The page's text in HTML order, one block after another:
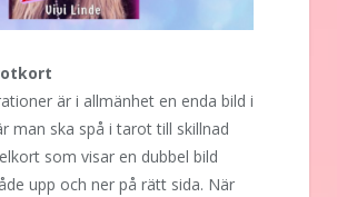
är i allmänhet en enda bild i
man ska spå i tarot till skillnad
som visar en dubbel bild
upp och ner på rätt sida. När